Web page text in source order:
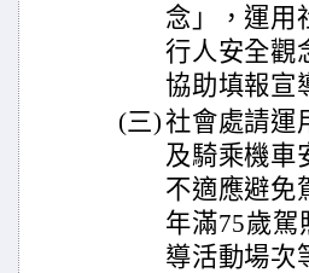
念」，運用
行人安全觀
協助填報宣
(三)社會處請運
及騎乘機車
不適應避免
年滿75歲駕
導活動場次